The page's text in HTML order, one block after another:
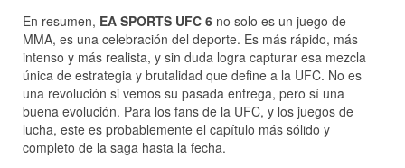
En resumen, EA SPORTS UFC 6 no solo es un juego de
MMA, es una celebración del deporte. Es más rápido, más
intenso y más realista, y sin duda logra capturar esa mezcla
única de estrategia y brutalidad que define a la UFC. No es
una revolución si vemos su pasada entrega, pero sí una
buena evolución. Para los fans de la UFC, y los juegos de
lucha, este es probablemente el capítulo más sólido y
completo de la saga hasta la fecha.